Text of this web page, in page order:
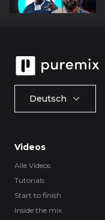
Deutsch
Videos
Alle Videos
Tutorials
Start to finish
Inside the mix